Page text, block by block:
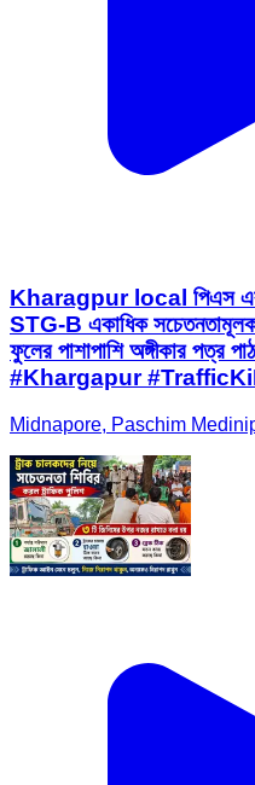
Kharagpur local পিএস
STG-B একাধিক
ফুলের পাশাপাশি অঙ্গীকার
#Khargapur
Midnapore, Paschim